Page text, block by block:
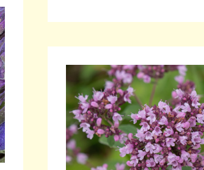
piperita
Pfefferminze